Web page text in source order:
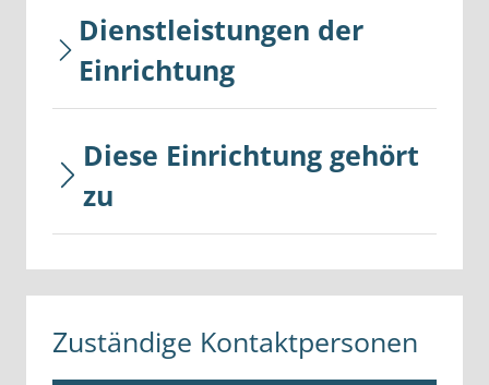
Dienstleistungen der
Einrichtung
Diese Einrichtung gehört
zu
Zuständige Kontaktpersonen